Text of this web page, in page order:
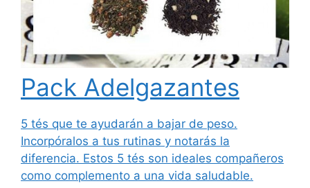
Pack Adelgazantes
5 tés que te ayudarán a bajar de peso.
Incorpóralos a tus rutinas y notarás la
diferencia. Estos 5 tés son ideales compañeros
como complemento a una vida saludable.